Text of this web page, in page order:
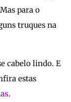
para o
truques na
cabelo lindo. E
estas
.